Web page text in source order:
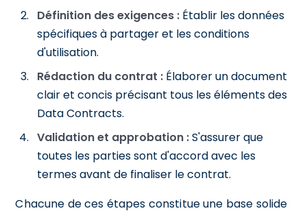
Définition des exigences : Établir les données
spécifiques à partager et les conditions
d'utilisation.
Rédaction du contrat : Élaborer un document
clair et concis précisant tous les éléments des
Data Contracts.
Validation et approbation :S'assurer que
toutes les parties sont d'accord avec les
termes avant de finaliser le contrat.
Chacune de ces étapes constitue une base solide